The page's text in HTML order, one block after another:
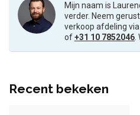
Mijn naam is
verder. Neem
verkoop afdeling via
of+31 10 7852046.
Recent bekeken